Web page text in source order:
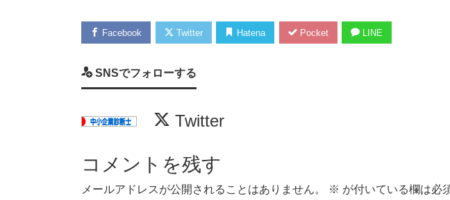
Facebook Twitter Hatena Pocket LINE
SNSでフォローする
Twitter
コメントを残す
メールアドレスが公開されることはありません。 ※ が付いている欄は必